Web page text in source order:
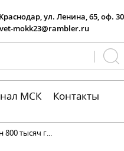
ул. Ленина, 65, оф.
mokk23@rambler.ru
МСК Контакты
тысяч г...